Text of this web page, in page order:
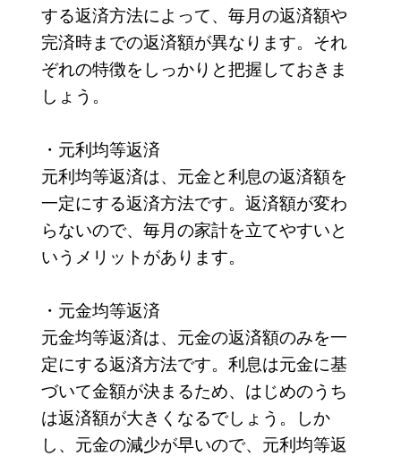
する返済方法によって、毎月の返済額や
完済時までの返済額が異なります。それ
ぞれの特徴をしっかりと把握しておきま
しょう。
・元利均等返済
元利均等返済は、元金と利息の返済額を
一定にする返済方法です。返済額が変わ
らないので、毎月の家計を立てやすいと
いうメリットがあります。
・元金均等返済
元金均等返済は、元金の返済額のみを一
定にする返済方法です。利息は元金に基
づいて金額が決まるため、はじめのうち
は返済額が大きくなるでしょう。しか
し、元金の減少が早いので、元利均等返